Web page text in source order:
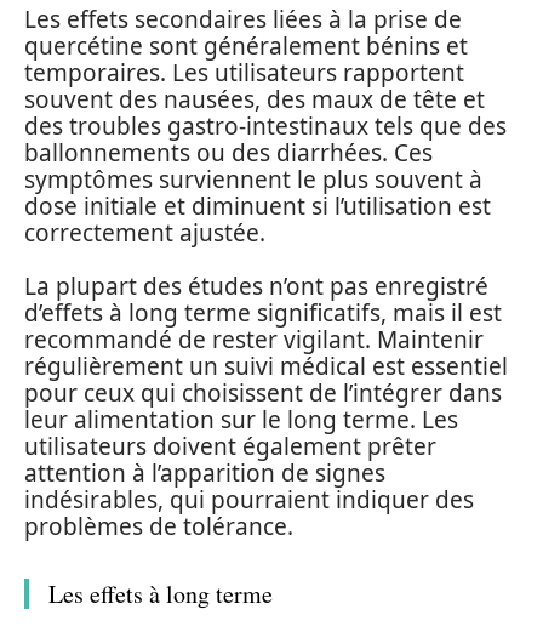
Les effets secondaires liées à la prise de
quercétine sont généralement bénins et
temporaires. Les utilisateurs rapportent
souvent des nausées, des maux de tête et
des troubles gastro-intestinaux tels que des
ballonnements ou des diarrhées. Ces
symptômes surviennent le plus souvent à
dose initiale et diminuent si l’utilisation est
correctement ajustée.
La plupart des études n’ont pas enregistré
d’effets à long terme significatifs, mais il est
recommandé de rester vigilant. Maintenir
régulièrement un suivi médical est essentiel
pour ceux qui choisissent de l’intégrer dans
leur alimentation sur le long terme. Les
utilisateurs doivent également prêter
attention à l’apparition de signes
indésirables, qui pourraient indiquer des
problèmes de tolérance.
Les effets à long terme